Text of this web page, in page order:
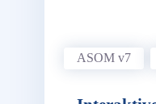
ASOM v7